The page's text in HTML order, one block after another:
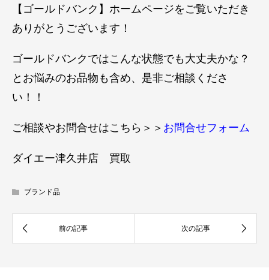
【ゴールドバンク】ホームページをご覧いただき
ありがとうございます！
ゴールドバンクではこんな状態でも大丈夫かな？
とお悩みのお品物も含め、是非ご相談くださ
い！！
ご相談やお問合せはこちら＞＞ お問合せフォーム
ダイエー津久井店 買取
ブランド品